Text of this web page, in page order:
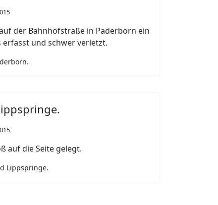
der Bahnhofstraße in Paderborn ein
erfasst und schwer verletzt.
auf die Seite gelegt.
Lippspringe.